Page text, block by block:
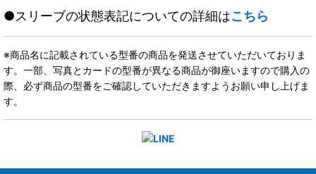
●スリーブの状態表記についての詳細はこちら
※商品名に記載されている型番の商品を発送させていただいておりま
す。一部、写真とカードの型番が異なる商品が御座いますので購入の
際、必ず商品の型番をご確認していただきますようお願い申し上げま
す。